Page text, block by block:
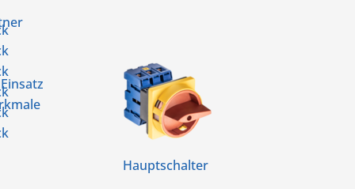
Hauptschalter